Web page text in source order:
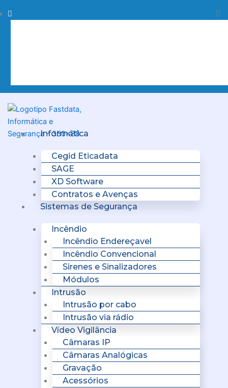
to
Procurar
Informática
Cegid Eticadata
SAGE
XD Software
Contratos e Avenças
Sistemas de Segurança
Incêndio
Incêndio Endereçavel
Incêndio Convencional
Sirenes e Sinalizadores
Módulos
Intrusão
Intrusão por cabo
Intrusão via rádio
Vídeo Vigilância
Câmaras IP
Câmaras Analógicas
Gravação
Acessórios
Menu